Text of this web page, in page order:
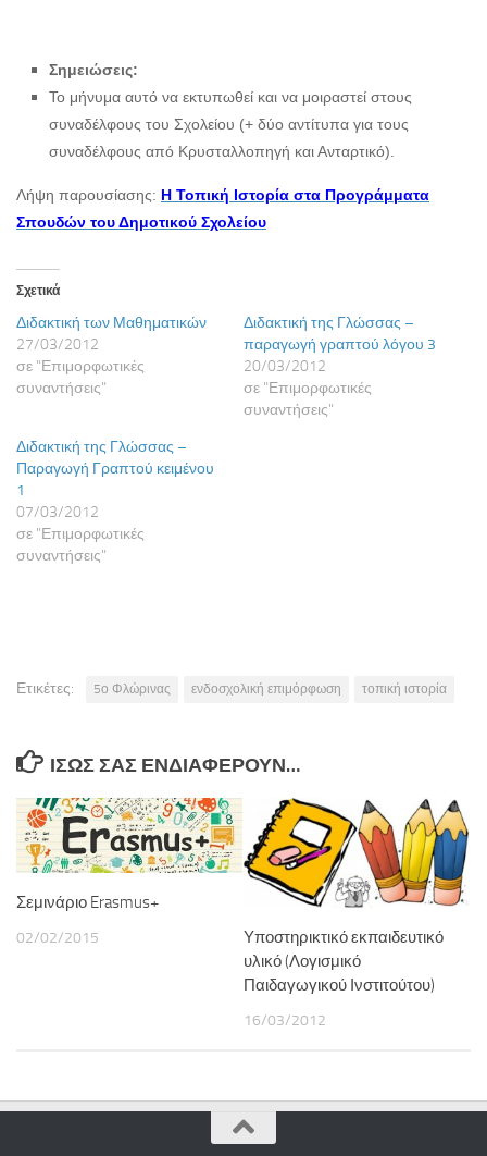
Σημειώσεις:
Το μήνυμα αυτό να εκτυπωθεί και να μοιραστεί στους
συναδέλφους του Σχολείου (+ δύο αντίτυπα για τους
συναδέλφους από Κρυσταλλοπηγή και Ανταρτικό).
Λήψη παρουσίασης: Η Τοπική Ιστορία στα Προγράμματα
Σπουδών του Δημοτικού Σχολείου
Σχετικά
Διδακτική των Μαθηματικών
27/03/2012
σε "Επιμορφωτικές
συναντήσεις"
Διδακτική της Γλώσσας –
παραγωγή γραπτού λόγου 3
20/03/2012
σε "Επιμορφωτικές
συναντήσεις"
Διδακτική της Γλώσσας –
Παραγωγή Γραπτού κειμένου
1
07/03/2012
σε "Επιμορφωτικές
συναντήσεις"
Ετικέτες: 5ο Φλώρινας ενδοσχολική επιμόρφωση τοπική ιστορία
ΊΣΩΣ ΣΑΣ ΕΝΔΙΑΦΈΡΟΥΝ…
Σεμινάριο Erasmus+
02/02/2015
Υποστηρικτικό εκπαιδευτικό
υλικό (Λογισμικό
Παιδαγωγικού Ινστιτούτου)
16/03/2012